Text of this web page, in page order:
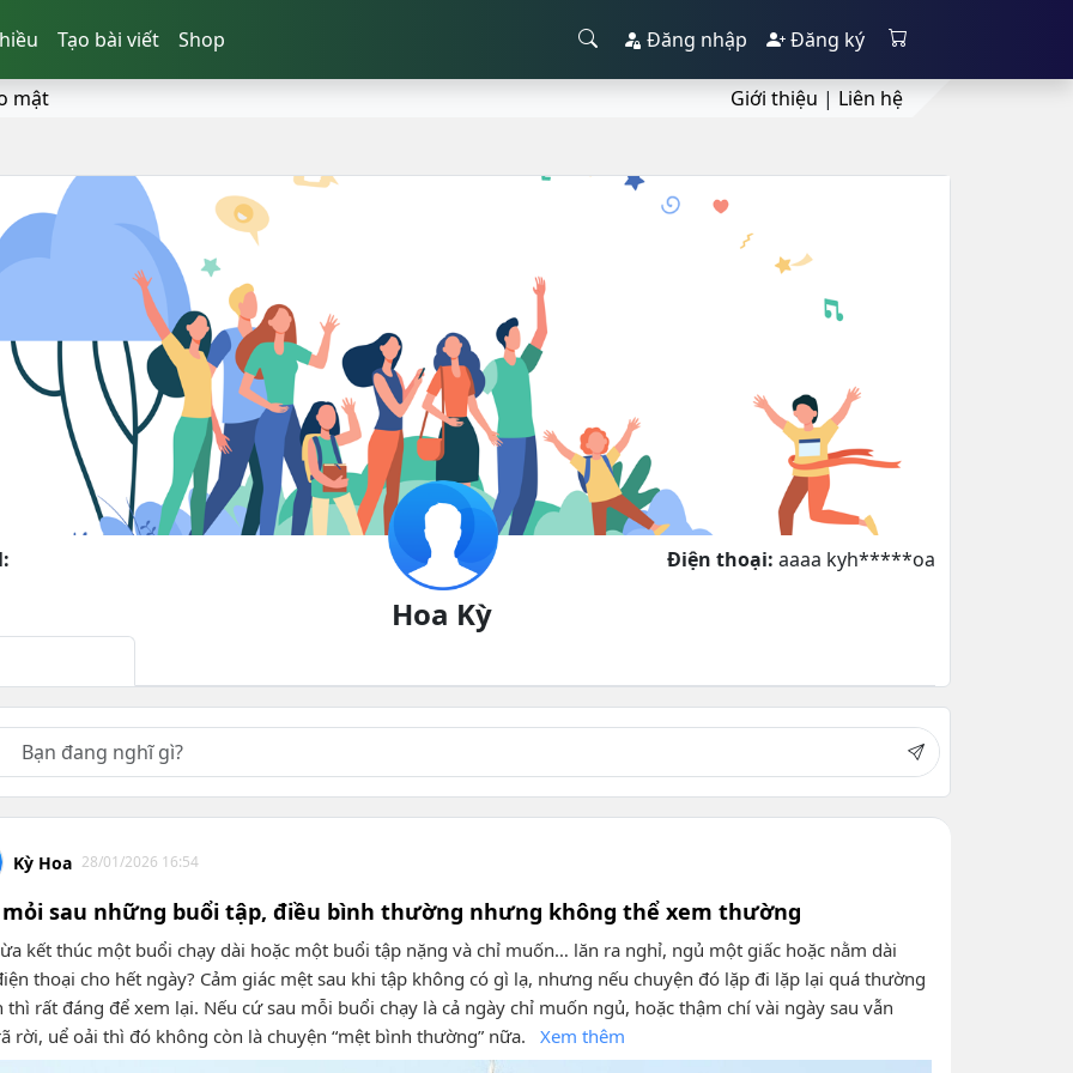
Tạo bài viết Shop Đăng nhập Đăng ký
mật Giới thiệu | Liên hệ
Hoa Kỳ
Điện thoại: aaaa kyh*****oa
Kỳ Hoa 28/01/2026 16:54
sau những buổi tập, điều bình thường nhưng không thể xem thường
kết thúc một buổi chạy dài hoặc một buổi tập nặng và chỉ muốn… lăn ra nghỉ, ngủ một giấc hoặc nằm dài
thoại cho hết ngày? Cảm giác mệt sau khi tập không có gì lạ, nhưng nếu chuyện đó lặp đi lặp lại quá thường
thì rất đáng để xem lại. Nếu cứ sau mỗi buổi chạy là cả ngày chỉ muốn ngủ, hoặc thậm chí vài ngày sau vẫn
rời, uể oải thì đó không còn là chuyện “mệt bình thường” nữa.
Xem thêm